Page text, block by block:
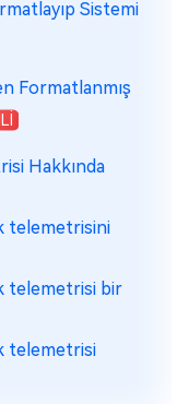
Sistemi
Formatlanmış
Hakkında
telemetrisini
telemetrisi bir
telemetrisi